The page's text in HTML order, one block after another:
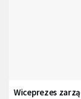
Wiceprezes